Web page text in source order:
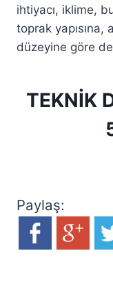
ihtiyacı, iklime,
toprak
düzeyine göre
TEKNİK
Paylaş: